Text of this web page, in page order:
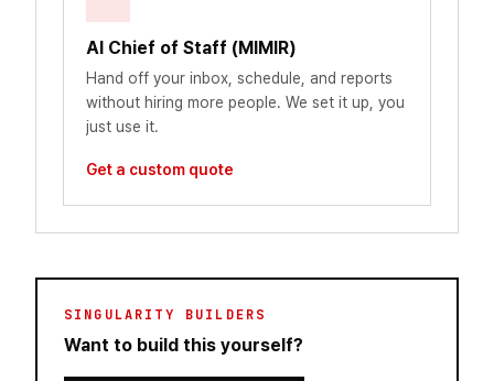
AI Chief of Staff (MIMIR)
Hand off your inbox, schedule, and reports
without hiring more people. We set it up, you
just use it.
Get a custom quote
SINGULARITY BUILDERS
Want to build this yourself?